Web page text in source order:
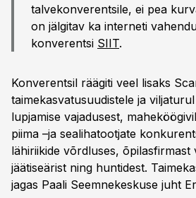
talvekonverentsile, ei pea
on jälgitav ka interneti
konverentsi SIIT.
Konverentsil räägiti veel lisaks
taimekasvatusuudistele ja
lupjamise vajadusest,
piima –ja sealihatootjate
lähiriikide võrdluses, õpilasfirmast
jäätiseärist ning huntidest.
jagas Paali Seemnekeskuse juht